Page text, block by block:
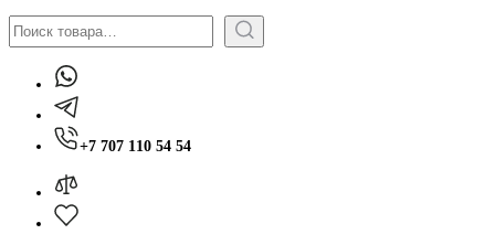
Поиск
+7 707 110 54 54